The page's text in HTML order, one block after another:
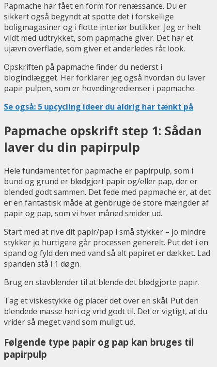
Papmache har fået en form for renæssance. Du er
sikkert også begyndt at spotte det i forskellige
boligmagasiner og i flotte interiør butikker. Jeg er helt
vildt med udtrykket, som papmache giver. Det har et
ujævn overflade, som giver et anderledes råt look.
Opskriften på papmache finder du nederst i
blogindlægget. Her forklarer jeg også hvordan du laver
papir pulpen, som er hovedingredienser i papmache.
Se også: 5 upcycling ideer du aldrig har tænkt på
Papmache opskrift step 1: Sådan
laver du din papirpulp
Hele fundamentet for papmache er papirpulp, som i
bund og grund er blødgjort papir og/eller pap, der er
blended godt sammen. Det fede med papmache er, at det
er en fantastisk måde at genbruge de store mængder af
papir og pap, som vi hver måned smider ud.
Start med at rive dit papir/pap i små stykker – jo mindre
stykker jo hurtigere går processen generelt. Put det i en
spand og fyld den med vand så alt papiret er dækket. Lad
spanden stå i 1 døgn.
Brug en stavblender til at blende det blødgjorte papir.
Tag et viskestykke og placer det over en skål. Put den
blendede masse heri og vrid godt til. Det er vigtigt, at du
vrider så meget vand som muligt ud.
Følgende type papir og pap kan bruges til
papirpulp